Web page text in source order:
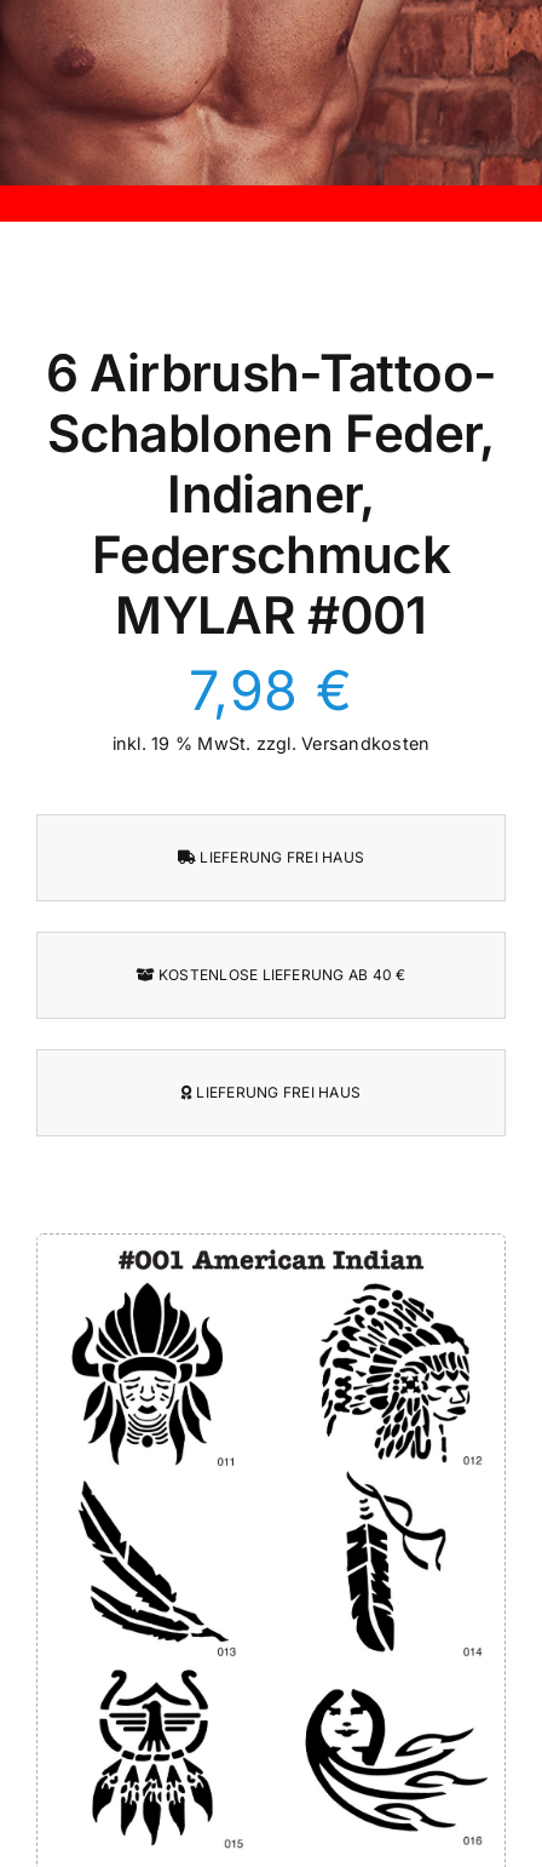
Kontakt
6 Airbrush-Tattoo-
Schablonen Feder,
Indianer,
Federschmuck
MYLAR #001
7,98 €
inkl. 19 % MwSt. zzgl.Versandkosten
LIEFERUNG FREI HAUS
KOSTENLOSE LIEFERUNG AB 40 €
LIEFERUNG FREI HAUS